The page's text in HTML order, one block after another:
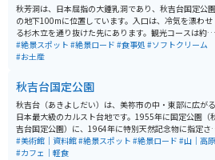
秋芳洞は、日本屈指の大鍾乳洞であり、秋吉台国定公園
の地下100mに位置しています。入口は、冷気を漂わせ
る杉木立を通り抜けた先にあります。観光コースは約1k
m、四季を通じて温度が17℃で一定しており、快適に観
光することができます。洞内には不思議な自然の造形美
洞、高知の龍河洞と並び、日本三大鍾乳洞の一つで、特
別天然記念物にも指定されています。 洞内には見事な造
形美の数々があり、百枚皿や黄金柱などは忘れがたい美
しさです。また、冒険コースや、秋芳洞・闇のロマン体
験などもあり、スリリングな探検を楽しむことができま
す。 一般入洞時間が終了した19時からは、秋芳洞・闇の
ロマン体験を体験することができます。懐中電灯1本で歩
#絶景スポット #絶景ロード #食事処 #ソフトクリーム
#お土産
秋吉台国定公園
秋吉台（あきよしだい）は、美祢市の中・東部に広がる
日本最大級のカルスト台地です。1955年に国定公園（
吉台国定公園）に、1964年に特別天然記念物に指定さ
ています。この秋吉台の雄大な景観を作っている石灰石
は、およそ3億5千万年前に南方の海でサンゴ礁として誕
#美術館｜資料館#絶景スポット #絶景ロード #山｜高原
#カフェ｜軽食